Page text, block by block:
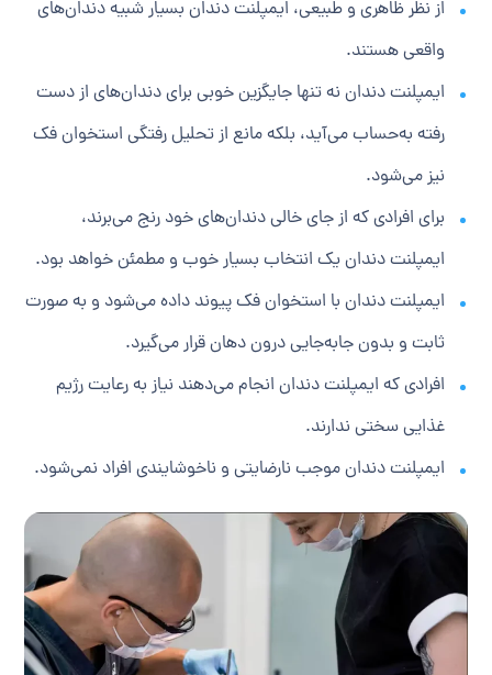
از نظر ظاهری و طبیعی، ایمپلنت دندان بسیار شبیه دندان‌های
واقعی هستند.
ایمپلنت دندان نه تنها جایگزین خوبی برای دندان‌های از دست
رفته به‌حساب می‌آید، بلکه مانع از تحلیل رفتگی استخوان فک
نیز می‌شود.
برای افرادی که از جای خالی دندان‌های خود رنج می‌برند،
ایمپلنت دندان یک انتخاب بسیار خوب و مطمئن خواهد بود.
ایمپلنت دندان با استخوان فک پیوند داده می‌شود و به صورت
ثابت و بدون جابه‌جایی درون دهان قرار می‌گیرد.
افرادی که ایمپلنت دندان انجام می‌دهند نیاز به رعایت رژیم
غذایی سختی ندارند.
ایمپلنت دندان موجب نارضایتی و ناخوشایندی افراد نمی‌شود‌.